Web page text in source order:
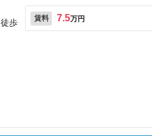
歩
賃料 7.5万円